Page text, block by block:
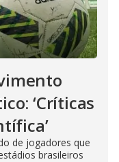
‘Críticas
de jogadores que
brasileiros